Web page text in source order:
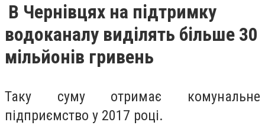
В Чернівцях на підтримку
водоканалу виділять більше 30
мільйонів гривень
Таку суму отримає комунальне
підприємство у 2017 році.